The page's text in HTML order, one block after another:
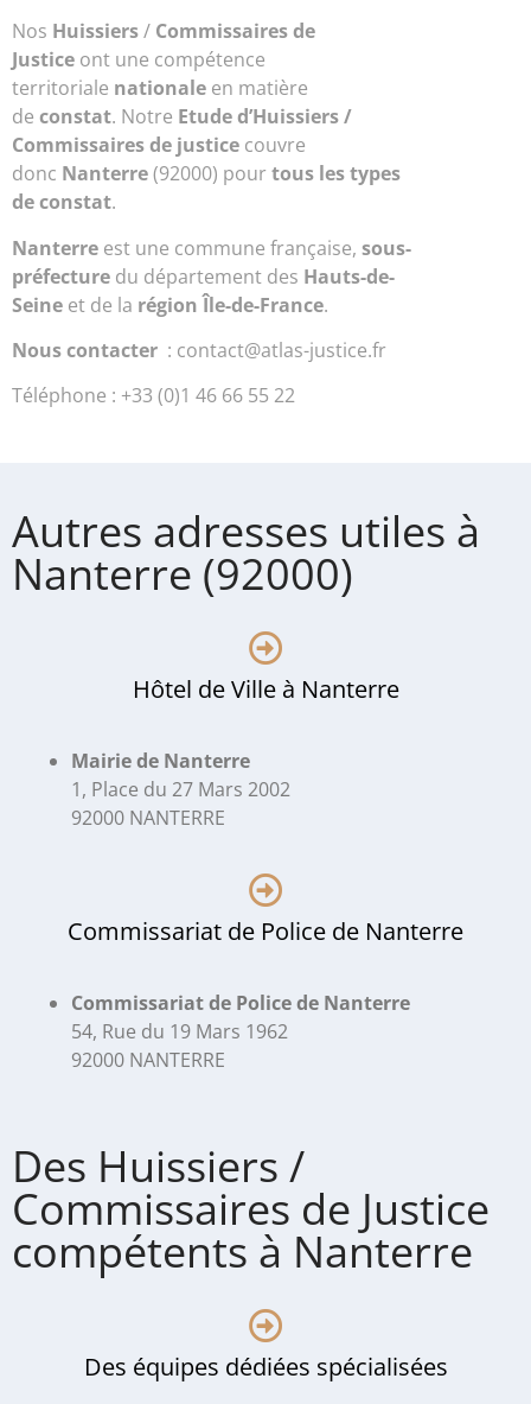
Nos Huissiers/ Commissaires de
Justice ont une compétence
territoriale nationale en matière
de constat. Notre Etude d’Huissiers /
Commissaires de justice couvre
donc Nanterre(92000) pour tous les types
de constat.
Nanterre est une commune française, sous-
préfecture du département des Hauts-de-
Seine et de la région Île-de-France.
Nous contacter : contact@atlas-justice.fr
Téléphone : +33 (0)1 46 66 55 22
Autres adresses utiles à
Nanterre (92000)
Hôtel de Ville à Nanterre
Mairie de Nanterre
1, Place du 27 Mars 2002
92000 NANTERRE
Commissariat de Police de Nanterre
Commissariat de Police de Nanterre
54, Rue du 19 Mars 1962
92000 NANTERRE
Des Huissiers /
Commissaires de Justice
compétents à Nanterre
Des équipes dédiées spécialisées